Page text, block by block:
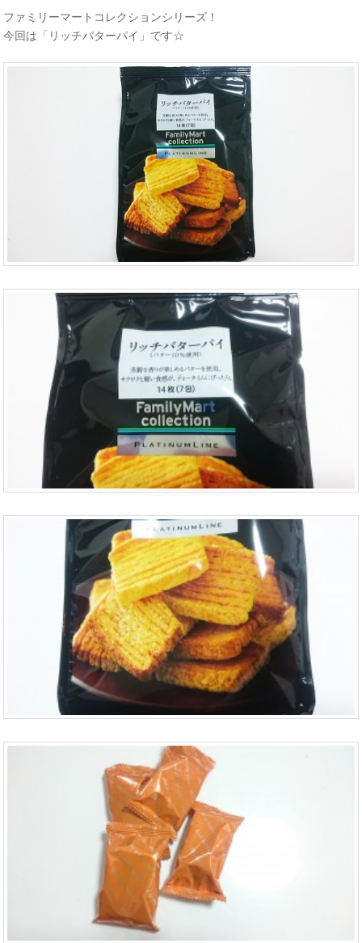
ファミリーマートコレクションシリーズ！
今回は「リッチバターパイ」です☆